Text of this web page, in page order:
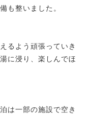
も整いました。
るよう頑張っていき
に浸り、楽しんでほ
は一部の施設で空き